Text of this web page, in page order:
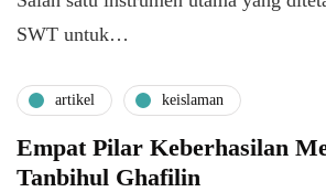
SWT untuk…
artikel keislaman
Empat Pilar Keberhasilan
Tanbihul Ghafilin